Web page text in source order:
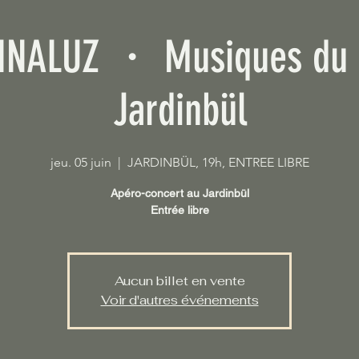
・ Musiques
Jardinbül
jeu. 05 juin
  |
JARDINBÜL, 19h, ENTREE LIBRE
Apéro-concert au Jardinbül
Entrée libre
Aucun billet en vente
Voir d'autres événements